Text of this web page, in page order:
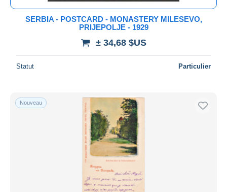
SERBIA - POSTCARD - MONASTERY MILESEVO,
PRIJEPOLJE - 1929
± 34,68 $US
Statut Particulier
Nouveau